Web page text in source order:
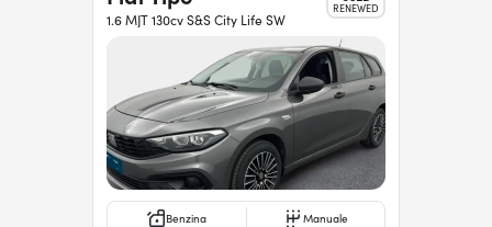
RENEWED
1.6 MJT 130cv S&S City Life SW
Benzina Manuale